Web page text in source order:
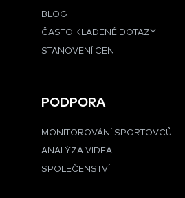
BLOG
ČASTO KLADENÉ DOTAZY
STANOVENÍ CEN
PODPORA
MONITOROVÁNÍ SPORTOVCŮ
ANALÝZA VIDEA
SPOLEČENSTVÍ